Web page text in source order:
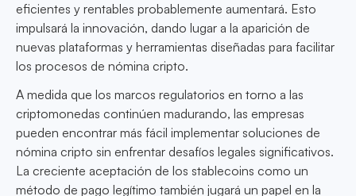
eficientes y rentables probablemente aumentará. Esto
impulsará la innovación, dando lugar a la aparición de
nuevas plataformas y herramientas diseñadas para facilitar
los procesos de nómina cripto.
A medida que los marcos regulatorios en torno a las
criptomonedas continúen madurando, las empresas
pueden encontrar más fácil implementar soluciones de
nómina cripto sin enfrentar desafíos legales significativos.
La creciente aceptación de los stablecoins como un
método de pago legítimo también jugará un papel en la